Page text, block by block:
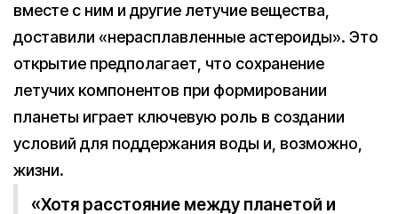
вместе с ним и другие летучие вещества,
доставили «нерасплавленные астероиды». Это
открытие предполагает, что сохранение
летучих компонентов при формировании
планеты играет ключевую роль в создании
условий для поддержания воды и, возможно,
жизни.
«Хотя расстояние между планетой и